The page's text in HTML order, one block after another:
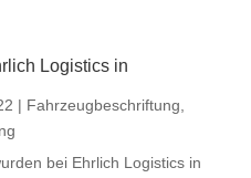
Logistics in
| Fahrzeugbeschriftung
bei Ehrlich Logistics in